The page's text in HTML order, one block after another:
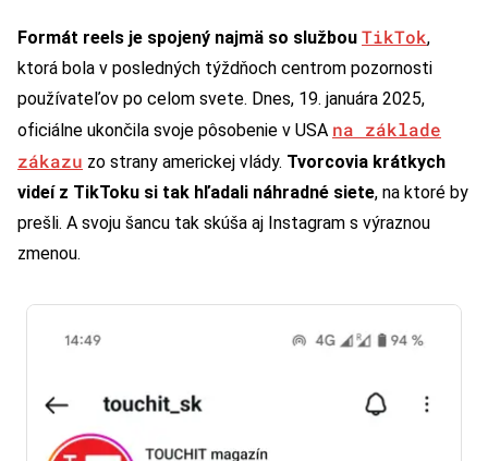
Formát reels je spojený najmä so službou TikTok,
ktorá bola v posledných týždňoch centrom pozornosti
používateľov po celom svete. Dnes, 19. januára 2025,
oficiálne ukončila svoje pôsobenie v USA na základe
zákazu zo strany americkej vlády. Tvorcovia krátkych
videí z TikToku si tak hľadali náhradné siete, na ktoré by
prešli. A svoju šancu tak skúša aj Instagram s výraznou
zmenou.